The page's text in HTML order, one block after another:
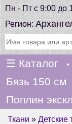
Пн - Пт с 9:00 до
Регион:
☰ Каталог •
Бязь 150 см
Поплин
Ткани » Детские